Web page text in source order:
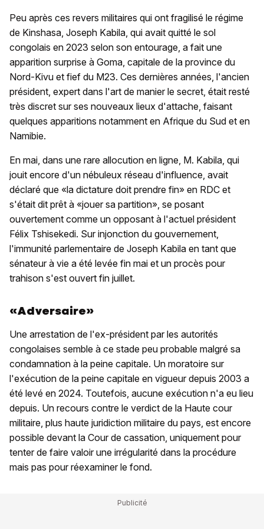
Peu après ces revers militaires qui ont fragilisé le régime
de Kinshasa, Joseph Kabila, qui avait quitté le sol
congolais en 2023 selon son entourage, a fait une
apparition surprise à Goma, capitale de la province du
Nord-Kivu et fief du M23. Ces dernières années, l'ancien
président, expert dans l'art de manier le secret, était resté
très discret sur ses nouveaux lieux d'attache, faisant
quelques apparitions notamment en Afrique du Sud et en
Namibie.
En mai, dans une rare allocution en ligne, M. Kabila, qui
jouit encore d'un nébuleux réseau d'influence, avait
déclaré que «la dictature doit prendre fin» en RDC et
s'était dit prêt à «jouer sa partition», se posant
ouvertement comme un opposant à l'actuel président
Félix Tshisekedi. Sur injonction du gouvernement,
l'immunité parlementaire de Joseph Kabila en tant que
sénateur à vie a été levée fin mai et un procès pour
trahison s'est ouvert fin juillet.
«Adversaire»
Une arrestation de l'ex-président par les autorités
congolaises semble à ce stade peu probable malgré sa
condamnation à la peine capitale. Un moratoire sur
l'exécution de la peine capitale en vigueur depuis 2003 a
été levé en 2024. Toutefois, aucune exécution n'a eu lieu
depuis. Un recours contre le verdict de la Haute cour
militaire, plus haute juridiction militaire du pays, est encore
possible devant la Cour de cassation, uniquement pour
tenter de faire valoir une irrégularité dans la procédure
mais pas pour réexaminer le fond.